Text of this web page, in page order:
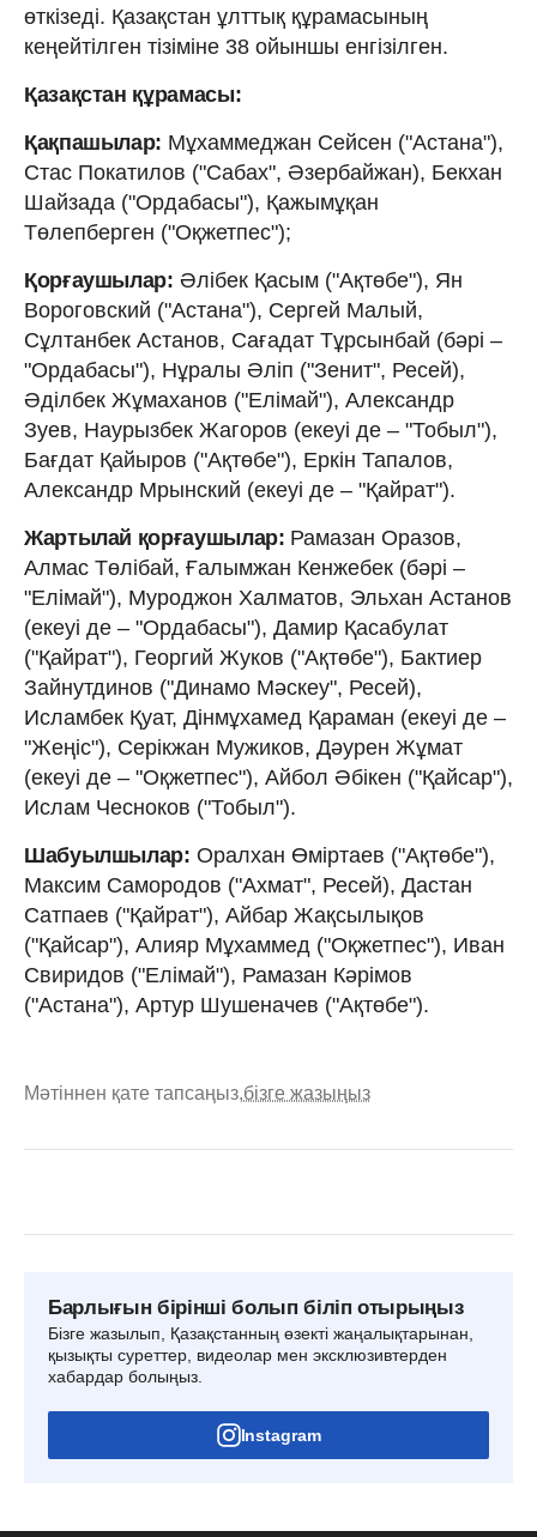
өткізеді. Қазақстан ұлттық құрамасының
кеңейтілген тізіміне 38 ойыншы енгізілген.
Қазақстан құрамасы:
Қақпашылар: Мұхаммеджан Сейсен ("Астана"),
Стас Покатилов ("Сабах", Әзербайжан), Бекхан
Шайзада ("Ордабасы"), Қажымұқан
Төлепберген ("Оқжетпес");
Қорғаушылар: Әлібек Қасым ("Ақтөбе"), Ян
Вороговский ("Астана"), Сергей Малый,
Сұлтанбек Астанов, Сағадат Тұрсынбай (бәрі –
"Ордабасы"), Нұралы Әліп ("Зенит", Ресей),
Әділбек Жұмаханов ("Елімай"), Александр
Зуев, Наурызбек Жагоров (екеуі де – "Тобыл"),
Бағдат Қайыров ("Ақтөбе"), Еркін Тапалов,
Александр Мрынский (екеуі де – "Қайрат").
Жартылай қорғаушылар: Рамазан Оразов,
Алмас Төлібай, Ғалымжан Кенжебек (бәрі –
"Елімай"), Муроджон Халматов, Эльхан Астанов
(екеуі де – "Ордабасы"), Дамир Қасабулат
("Қайрат"), Георгий Жуков ("Ақтөбе"), Бактиер
Зайнутдинов ("Динамо Мәскеу", Ресей),
Исламбек Қуат, Дінмұхамед Қараман (екеуі де –
"Жеңіс"), Серікжан Мужиков, Дәурен Жұмат
(екеуі де – "Оқжетпес"), Айбол Әбікен ("Қайсар"),
Ислам Чесноков ("Тобыл").
Шабуылшылар: Оралхан Өміртаев ("Ақтөбе"),
Максим Самородов ("Ахмат", Ресей), Дастан
Сатпаев ("Қайрат"), Айбар Жақсылықов
("Қайсар"), Алияр Мұхаммед ("Оқжетпес"), Иван
Свиридов ("Елімай"), Рамазан Кәрімов
("Астана"), Артур Шушеначев ("Ақтөбе").
Мәтіннен қате тапсаңыз,бізге жазыңыз
Барлығын бірінші болып біліп отырыңыз
Бізге жазылып, Қазақстанның өзекті жаңалықтарынан,
қызықты суреттер, видеолар мен эксклюзивтерден
хабардар болыңыз.
Instagram